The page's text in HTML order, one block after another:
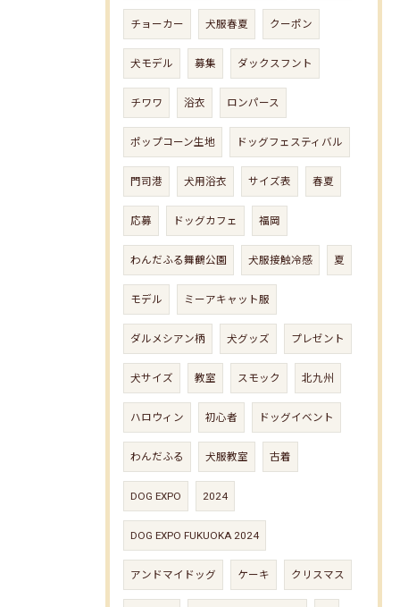
チョーカー 犬服春夏 クーポン
犬モデル 募集 ダックスフント
チワワ 浴衣 ロンパース
ポップコーン生地 ドッグフェスティバル
門司港 犬用浴衣 サイズ表 春夏
応募 ドッグカフェ 福岡
わんだふる舞鶴公園 犬服接触冷感 夏
モデル ミーアキャット服
ダルメシアン柄 犬グッズ プレゼント
犬サイズ 教室 スモック 北九州
ハロウィン 初心者 ドッグイベント
わんだふる 犬服教室 古着
DOG EXPO 2024
DOG EXPO FUKUOKA 2024
アンドマイドッグ ケーキ クリスマス